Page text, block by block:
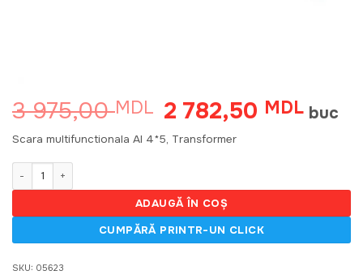
3 975,00MDL Prețul
inițial
a
975,00 MDL.
2 782,50 MDLPrețul
curent
buc
Scara multifunctionala Al 4*5, Transformer
Cantitate Scara multifunctionala Al 4*5, Transformer 1.48-5.71m
ADAUGĂ ÎN COȘ
SKU: 05623